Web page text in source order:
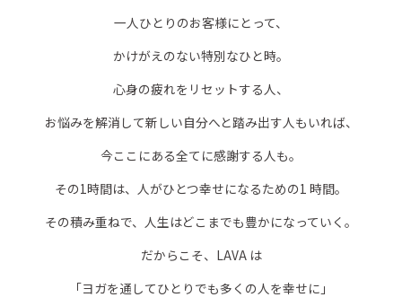
一人ひとりのお客様にとって、
かけがえのない特別なひと時。
心身の疲れをリセットする人、
お悩みを解消して新しい自分へと踏み出す人もいれば、
今ここにある全てに感謝する人も。
その1時間は、人がひとつ幸せになるための1 時間。
その積み重ねで、人生はどこまでも豊かになっていく。
だからこそ、LAVA は
「ヨガを通してひとりでも多くの人を幸せに」